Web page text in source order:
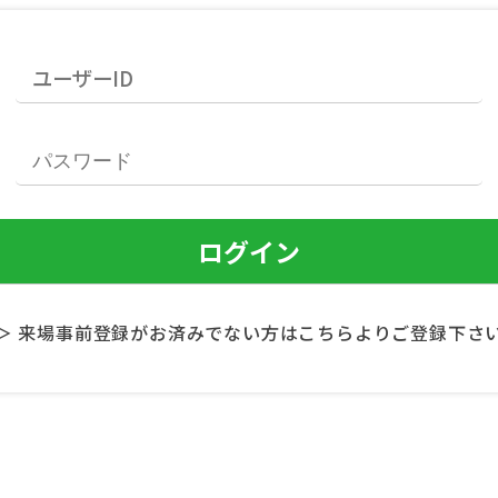
来場事前登録がお済みでない方はこちらよりご登録下さ